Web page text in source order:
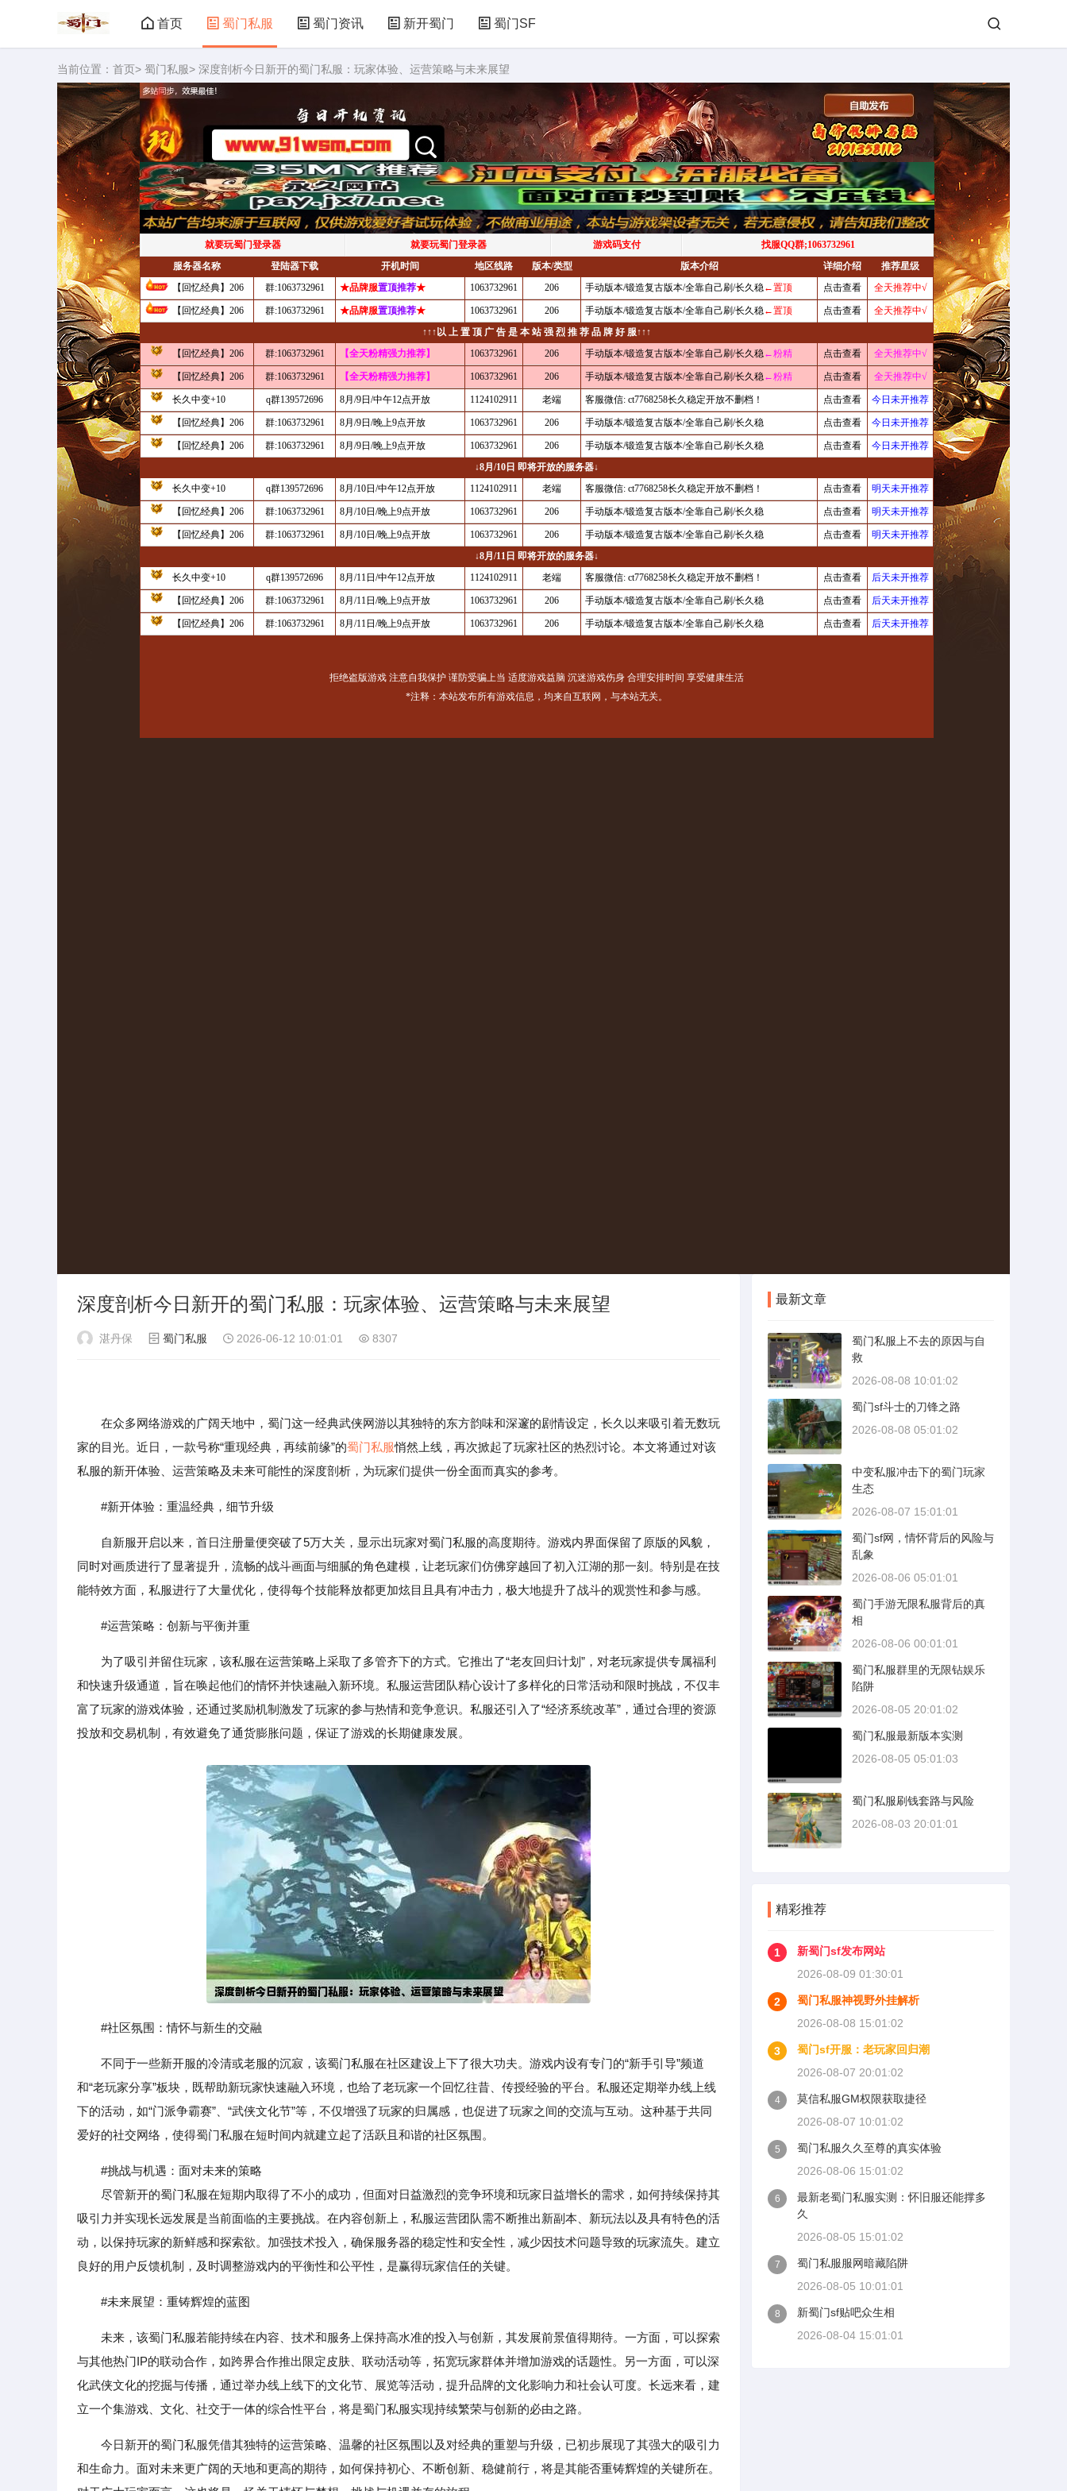
首页 蜀门私服 蜀门资讯 新开蜀门 蜀门SF
当前位置： 首页> 蜀门私服> 深度剖析今日新开的蜀门私服：玩家体验、运营策略与未来展望
深度剖析今日新开的蜀门私服：玩家体验、运营策略与未来展望
湛丹保 蜀门私服 2026-06-12 10:01:01 8307
在众多网络游戏的广阔天地中，蜀门这一经典武侠网游以其独特的东方韵味和深邃的剧情设定，长久以来吸引着无数玩
家的目光。近日，一款号称“重现经典，再续前缘”的蜀门私服悄然上线，再次掀起了玩家社区的热烈讨论。本文将通过对该
私服的新开体验、运营策略及未来可能性的深度剖析，为玩家们提供一份全面而真实的参考。
#新开体验：重温经典，细节升级
自新服开启以来，首日注册量便突破了5万大关，显示出玩家对蜀门私服的高度期待。游戏内界面保留了原版的风貌，
同时对画质进行了显著提升，流畅的战斗画面与细腻的角色建模，让老玩家们仿佛穿越回了初入江湖的那一刻。特别是在技
能特效方面，私服进行了大量优化，使得每个技能释放都更加炫目且具有冲击力，极大地提升了战斗的观赏性和参与感。
#运营策略：创新与平衡并重
为了吸引并留住玩家，该私服在运营策略上采取了多管齐下的方式。它推出了“老友回归计划”，对老玩家提供专属福利
和快速升级通道，旨在唤起他们的情怀并快速融入新环境。私服运营团队精心设计了多样化的日常活动和限时挑战，不仅丰
富了玩家的游戏体验，还通过奖励机制激发了玩家的参与热情和竞争意识。私服还引入了“经济系统改革”，通过合理的资源
投放和交易机制，有效避免了通货膨胀问题，保证了游戏的长期健康发展。
#社区氛围：情怀与新生的交融
不同于一些新开服的冷清或老服的沉寂，该蜀门私服在社区建设上下了很大功夫。游戏内设有专门的“新手引导”频道
和“老玩家分享”板块，既帮助新玩家快速融入环境，也给了老玩家一个回忆往昔、传授经验的平台。私服还定期举办线上线
下的活动，如“门派争霸赛”、“武侠文化节”等，不仅增强了玩家的归属感，也促进了玩家之间的交流与互动。这种基于共同
爱好的社交网络，使得蜀门私服在短时间内就建立起了活跃且和谐的社区氛围。
#挑战与机遇：面对未来的策略
尽管新开的蜀门私服在短期内取得了不小的成功，但面对日益激烈的竞争环境和玩家日益增长的需求，如何持续保持其
吸引力并实现长远发展是当前面临的主要挑战。在内容创新上，私服运营团队需不断推出新副本、新玩法以及具有特色的活
动，以保持玩家的新鲜感和探索欲。加强技术投入，确保服务器的稳定性和安全性，减少因技术问题导致的玩家流失。建立
良好的用户反馈机制，及时调整游戏内的平衡性和公平性，是赢得玩家信任的关键。
#未来展望：重铸辉煌的蓝图
未来，该蜀门私服若能持续在内容、技术和服务上保持高水准的投入与创新，其发展前景值得期待。一方面，可以探索
与其他热门IP的联动合作，如跨界合作推出限定皮肤、联动活动等，拓宽玩家群体并增加游戏的话题性。另一方面，可以深
化武侠文化的挖掘与传播，通过举办线上线下的文化节、展览等活动，提升品牌的文化影响力和社会认可度。长远来看，建
立一个集游戏、文化、社交于一体的综合性平台，将是蜀门私服实现持续繁荣与创新的必由之路。
今日新开的蜀门私服凭借其独特的运营策略、温馨的社区氛围以及对经典的重塑与升级，已初步展现了其强大的吸引力
和生命力。面对未来更广阔的天地和更高的期待，如何保持初心、不断创新、稳健前行，将是其能否重铸辉煌的关键所在。
最新文章
蜀门私服上不去的原因与自
救
2026-08-08 10:01:02
蜀门sf斗士的刀锋之路
2026-08-08 05:01:02
中变私服冲击下的蜀门玩家
生态
2026-08-07 15:01:01
蜀门sf网，情怀背后的风险与
乱象
2026-08-06 05:01:01
蜀门手游无限私服背后的真
相
2026-08-06 00:01:01
蜀门私服群里的无限钻娱乐
陷阱
2026-08-05 20:01:02
蜀门私服最新版本实测
2026-08-05 05:01:03
蜀门私服刷钱套路与风险
2026-08-03 20:01:01
精彩推荐
1
新蜀门sf发布网站
2026-08-09 01:30:01
2
蜀门私服神视野外挂解析
2026-08-08 15:01:02
3
蜀门sf开服：老玩家回归潮
2026-08-07 20:01:02
4
莫信私服GM权限获取捷径
2026-08-07 10:01:02
5
蜀门私服久久至尊的真实体验
2026-08-06 15:01:02
6
最新老蜀门私服实测：怀旧服还能撑多
久
2026-08-05 15:01:02
7
蜀门私服服网暗藏陷阱
2026-08-05 10:01:01
8
新蜀门sf贴吧众生相
2026-08-04 15:01:01